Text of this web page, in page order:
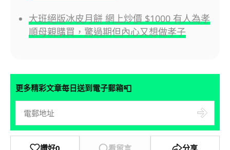
大班絕版冰皮月餅 網上炒價 $1000 有人為孝
順母親購買，驚過期但內心又想做孝子
更多精彩文章每日送到電子郵箱📮
讚好0 看留言 分享